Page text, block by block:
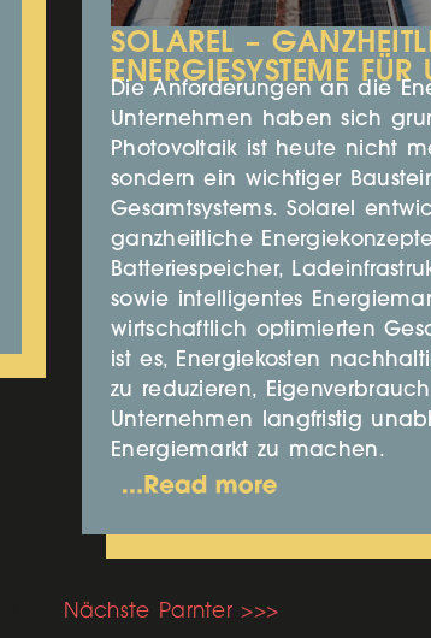
SOLAREL –
ENERGIESYSTEME FÜR
Die Anforderungen an die
Unternehmen haben sich
Photovoltaik ist heute nicht
sondern ein wichtiger
Gesamtsystems. Solarel
ganzheitliche
Batteriespeicher,
sowie intelligentes
wirtschaftlich optimierten
ist es, Energiekosten
zu reduzieren,
Unternehmen langfristig
Energiemarkt zu machen.
Nächste Parnter >>>